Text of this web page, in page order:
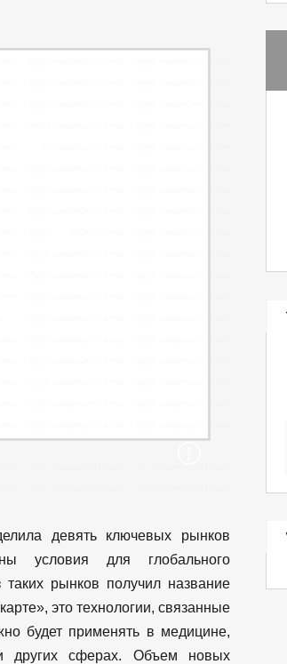
девять ключевых рынков
условия для глобального
таких рынков получил название
это технологии, связанные
будет применять в медицине,
других сферах. Объем новых